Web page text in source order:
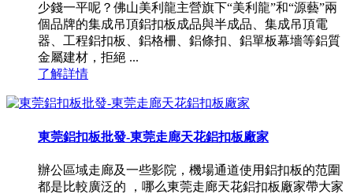
少錢一平呢？佛山美利龍主營旗下“美利龍”和“源藝”兩
個品牌的集成吊頂鋁扣板成品與半成品、集成吊頂電
器、工程鋁扣板、鋁格柵、鋁條扣、鋁單板幕墻等鋁質
金屬建材，拒絕 ...
了解詳情
東莞鋁扣板批發-東莞走廊天花鋁扣板廠家
辦公區域走廊及一些影院，機場通道使用鋁扣板的范圍
都是比較廣泛的 ，哪么東莞走廊天花鋁扣板廠家帶大家